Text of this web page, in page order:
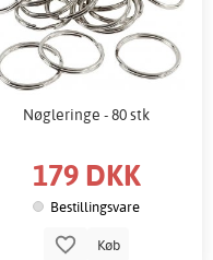
Nøgleringe - 80 stk
179 DKK
Bestillingsvare
Køb